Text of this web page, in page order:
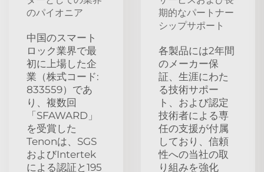
のパイオニア
中国のスマート
ロック業界で最
初に上場した企
業（株式コード:
833559）であ
り、複数回
「SFAWARD」
を受賞した
Tenonは、SGS
およびIntertek
による認証と195
期的なパートナー
シップサポート
各製品には2年間
のメーカー保
証、生涯にわた
る技術サポー
ト、および認定
技術者による専
任の支援が付属
しており、信頼
性への当社の取
り組みを強化